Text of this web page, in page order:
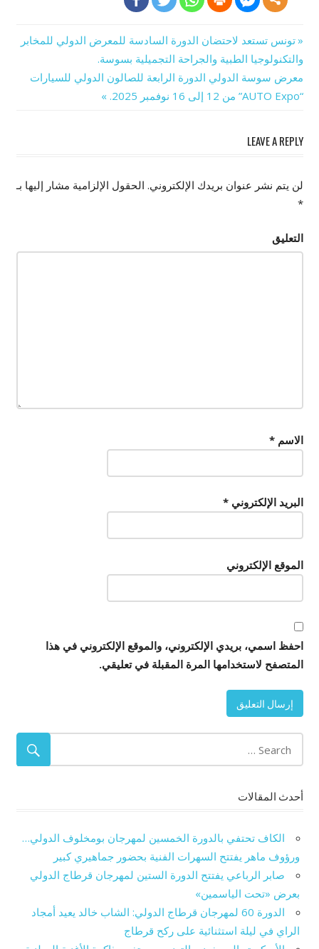
تصفّح
المقالات
Previous
Post:
تونس تستعد لاحتضان الدورة السادسة للمعرض الدولي للمخابر
والتكنولوجيا الطبية والجراحة التجميلية بسوسة.
Next
Post:
معرض سوسة الدولي الدورة الرابعة للصالون الدولي للسيارات
“AUTO Expo” من 12 إلى 16 نوفمبر 2025.
LEAVE A REPLY
لن يتم نشر عنوان بريدك الإلكتروني. الحقول الإلزامية مشار إليها بـ
*
التعليق
الاسم*
البريد الإلكتروني*
الموقع الإلكتروني
احفظ اسمي، بريدي الإلكتروني، والموقع الإلكتروني في هذا
المتصفح لاستخدامها المرة المقبلة في تعليقي.
أحدث المقالات
الكاف تحتفي بالدورة الخمسين لمهرجان بومخلوف الدولي…
ورؤوف ماهر يفتتح السهرات الفنية بحضور جماهيري كبير
صابر الرباعي يفتتح الدورة الستين لمهرجان قرطاج الدولي
بعرض «تحت الياسمين»
الدورة 60 لمهرجان قرطاج الدولي: الشاب خالد يعيد أمجاد
الراي في ليلة استثنائية على ركح قرطاج